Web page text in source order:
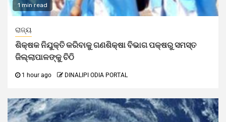
1 min read
ରାଜ୍ୟ
ଶିକ୍ଷକ ନିଯୁକ୍ତି କରିବାକୁ ଗଣଶିକ୍ଷା ବିଭାଗ ପକ୍ଷରୁ ସମସ୍ତ
ଜିଲ୍ଲାପାଳଙ୍କୁ ଚିଠି
1 hour ago DINALIPI ODIA PORTAL